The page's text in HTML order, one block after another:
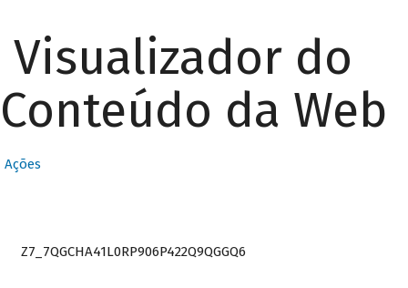
Visualizador do
Conteúdo da Web
Ações
Z7_7QGCHA41L0RP906P422Q9QGGQ6